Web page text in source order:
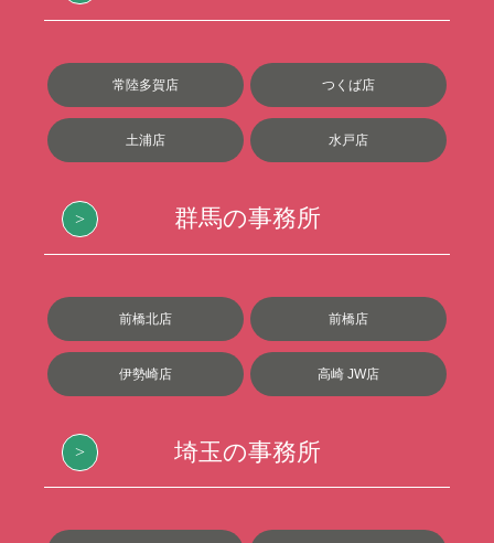
常陸多賀店 つくば店
土浦店 水戸店
群馬の事務所
前橋北店 前橋店
伊勢崎店 高崎 JW店
埼玉の事務所